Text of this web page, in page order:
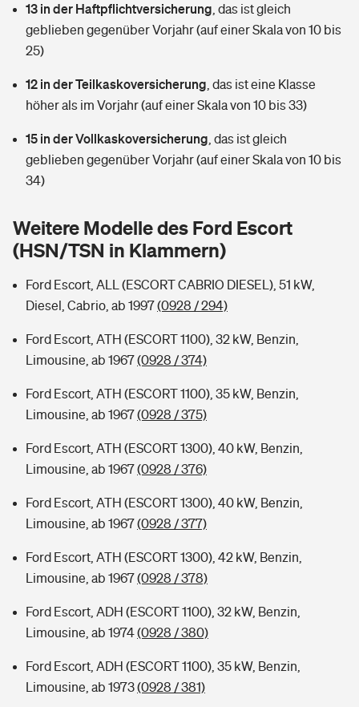
Wer versichert was: Jetzt Versicherer finden
Sie haben Fragen?
Mietkautionsversicherung
Restkreditversicherung
Tools
Hochwasser-Check: Wie gefährdet ist Ihr Haus?
Sie haben Fragen?
Kinderinvalidität
Hundehalter-Haftpflicht
Handyversicherung
Private Cyberversicherung
Zur Übersicht
Kinderunfall-Check: Mehr Sicherheit für deine Kids
Typklassen: So ist Ihr Auto eingestuft
Sie haben Fragen?
Tierkrankenversicherung
Zur Übersicht
Tools
Wer versichert was: Jetzt Versicherer finden
Rentenrechner: Wie viel Geld bekomme ich im Alter?
13 in der Haftpflichtversicherung das ist gleich
geblieben gegenüber Vorjahr (auf einer Skala von 10 bis
25)
12 in der Teilkaskoversicherung das ist eine Klasse
höher als im Vorjahr (auf einer Skala von 10 bis 33)
15 in der Vollkaskoversicherung das ist gleich
geblieben gegenüber Vorjahr (auf einer Skala von 10 bis
34)
Weitere Modelle des Ford Escort
(HSN/TSN in Klammern)
Ford Escort, ALL (ESCORT CABRIO DIESEL), 51 kW,
Diesel, Cabrio, ab 1997(0928 / 294)
Ford Escort, ATH (ESCORT 1100), 32 kW, Benzin,
Limousine, ab 1967(0928 / 374)
Ford Escort, ATH (ESCORT 1100), 35 kW, Benzin,
Limousine, ab 1967(0928 / 375)
Ford Escort, ATH (ESCORT 1300), 40 kW, Benzin,
Limousine, ab 1967(0928 / 376)
Ford Escort, ATH (ESCORT 1300), 40 kW, Benzin,
Limousine, ab 1967(0928 / 377)
Ford Escort, ATH (ESCORT 1300), 42 kW, Benzin,
Limousine, ab 1967(0928 / 378)
Ford Escort, ADH (ESCORT 1100), 32 kW, Benzin,
Limousine, ab 1974(0928 / 380)
Ford Escort, ADH (ESCORT 1100), 35 kW, Benzin,
Limousine, ab 1973(0928 / 381)